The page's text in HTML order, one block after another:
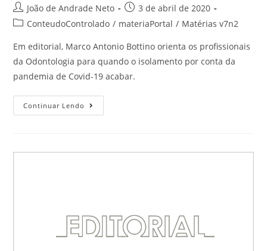
João de Andrade Neto
3 de abril de 2020
ConteudoControlado / materiaPortal / Matérias v7n2
Em editorial, Marco Antonio Bottino orienta os profissionais
da Odontologia para quando o isolamento por conta da
pandemia de Covid-19 acabar.
Continuar Lendo